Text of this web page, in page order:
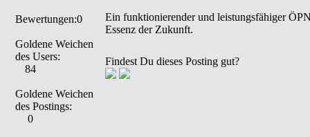
Bewertungen:0
Goldene Weichen
des Users:
84
Goldene Weichen
des Postings:
0
Ein funktionierender und leistungsfähiger
Essenz der Zukunft.
Findest Du dieses Posting gut?